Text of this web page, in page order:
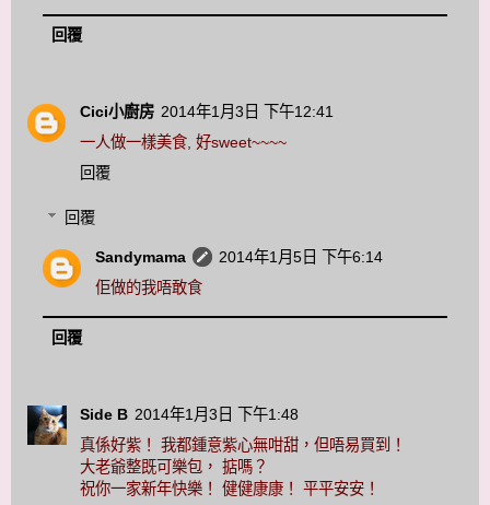
回覆
Cici小廚房 2014年1月3日 下午12:41
一人做一樣美食, 好sweet~~~~
回覆
回覆
Sandymama
2014年1月5日 下午6:14
佢做的我唔敢食
回覆
Side B 2014年1月3日 下午1:48
真係好紫！ 我都鍾意紫心無咁甜，但唔易買到！
大老爺整既可樂包， 掂嗎？
祝你一家新年快樂！ 健健康康！ 平平安安！